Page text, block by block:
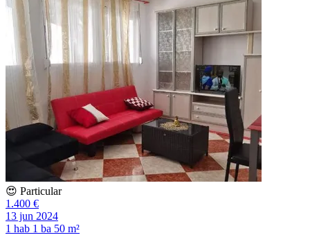
😍 Particular
1.400 €
13 jun 2024
1 hab 1 ba 50 m²